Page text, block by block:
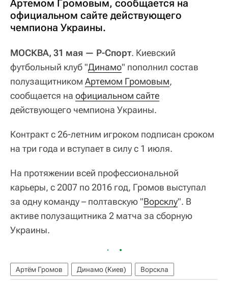
Артемом Громовым, сообщается на
официальном сайте действующего
чемпиона Украины.
МОСКВА, 31 мая — Р-Спорт. Киевский
футбольный клуб "Динамо" пополнил состав
полузащитником Артемом Громовым,
сообщается на официальном сайте
действующего чемпиона Украины.
Контракт с 26-летним игроком подписан сроком
на три года и вступает в силу с 1 июля.
На протяжении всей профессиональной
карьеры, с 2007 по 2016 год, Громов выступал
за одну команду – полтавскую "Ворсклу". В
активе полузащитника 2 матча за сборную
Украины.
Артём Громов Динамо (Киев) Ворскла